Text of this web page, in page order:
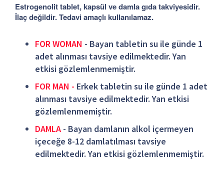
Estrogenolit tablet, kapsül ve damla gıda takviyesidir.
İlaç değildir. Tedavi amaçlı kullanılamaz.
FOR WOMAN - Bayan tabletin su ile günde 1
adet alınması tavsiye edilmektedir. Yan
etkisi gözlemlenmemiştir.
FOR MAN - Erkek tabletin su ile günde 1 adet
alınması tavsiye edilmektedir. Yan etkisi
gözlemlenmemiştir.
DAMLA - Bayan damlanın alkol içermeyen
içeceğe 8-12 damlatılması tavsiye
edilmektedir. Yan etkisi gözlemlenmemiştir.